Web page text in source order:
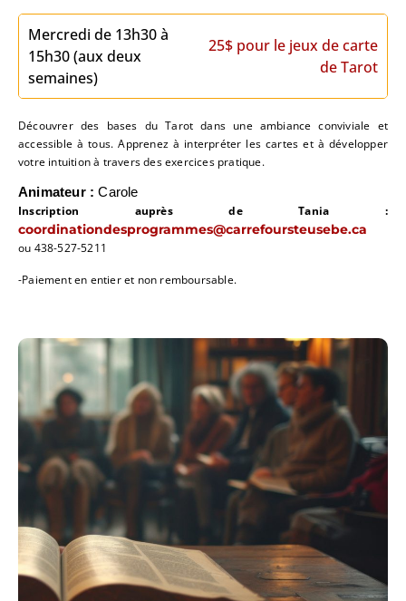
Mercredi de 13h30 à
15h30 (aux deux
semaines)
25$ pour le jeux de carte
de Tarot
Découvrer des bases du Tarot dans une ambiance conviviale et
accessible à tous. Apprenez à interpréter les cartes et à développer
votre intuition à travers des exercices pratique.
Animateur : Carole
Inscription auprès de Tania :
coordinationdesprogrammes@carrefoursteusebe.ca
ou 438-527-5211
-Paiement en entier et non remboursable.